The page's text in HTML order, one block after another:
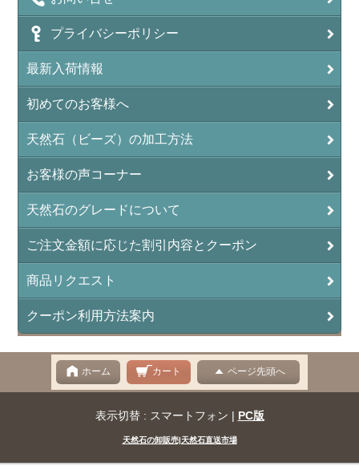
プライバシーポリシー
最新入荷情報
初めてのお客様へ
天然石（ビーズ）の加工方法
お客様の声コーナー
天然石のグレードについて
ご注文金額に応じた割引内容とクーポン
商品リクエスト
クーポン利用方法案内
ホーム カート ページ先頭へ
表示切替 : スマートフォン | PC版
天然石の卸販売|天然石直送市場